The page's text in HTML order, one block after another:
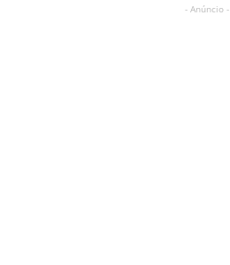
- Anúncio -